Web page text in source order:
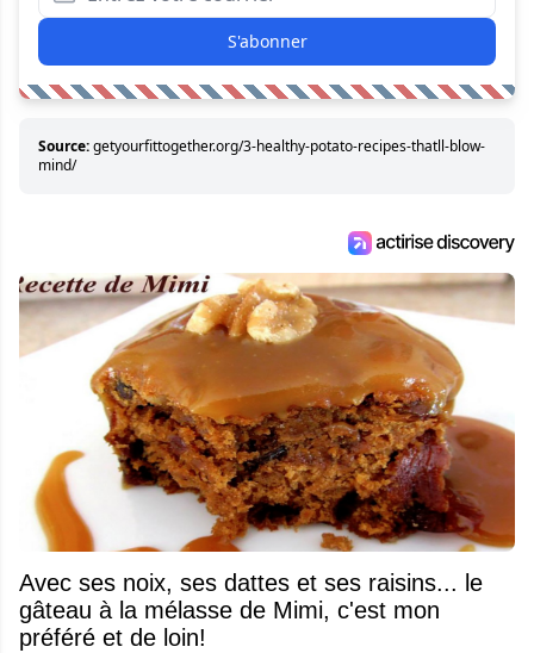
S'abonner
Source:getyourfittogether.org/3-healthy-potato-recipes-thatll-blow-
mind/
Avec ses noix, ses dattes et ses raisins... le
gâteau à la mélasse de Mimi, c'est mon
préféré et de loin!